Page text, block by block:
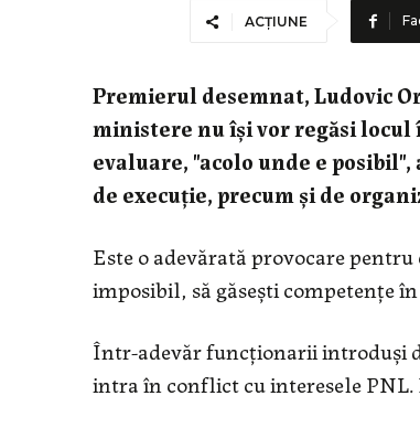
ACȚIUNE
Premierul desemnat, Ludovic
ministere nu îşi vor regăsi
evaluare, "acolo unde e
de execuţie, precum şi de
Este o adevărată provocare
imposibil, să găsești competențe
Într-adevăr funcționarii introduși
intra în conflict cu interesele PNL.